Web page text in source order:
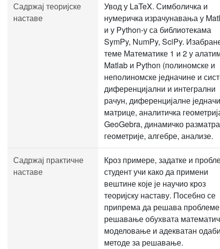
Садржај теоријске
наставе
Увод у LaTeX. Симболичка и
нумеричка израчунавања у
и у Python-у са библиотекама
SymPy, NumPy, SciPy.
теме Математике 1 и 2 у
Matlab и Python (полиномске и
неполиномске једначине и
диференцијални и интегрални
рачун, диференцијалне
матрице, аналитичка
GeoGebra, динамичко
геометрије, алгебре, анализе.
Садржај практичне
наставе
Кроз примере, задатке и
студент учи како да примени
вештине које је научио кроз
теоријску наставу. Посебно се
припрема да решава проблеме
решавање обухвата
моделовање и адекватан
методе за решавање.